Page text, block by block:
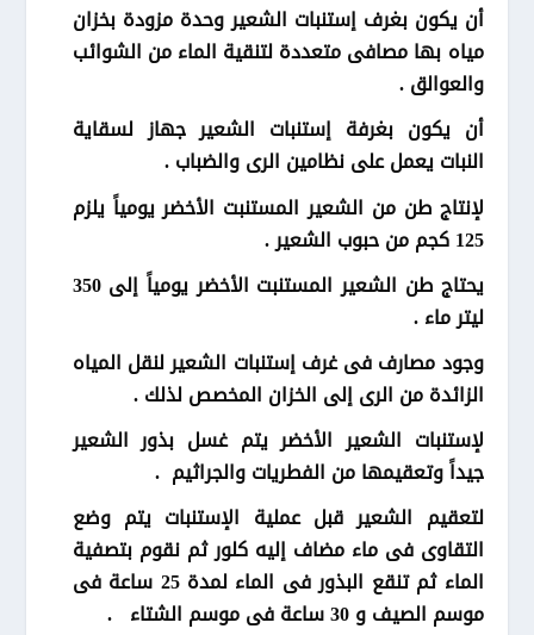
أن يكون بغرف إستنبات الشعير وحدة مزودة بخزان
مياه بها مصافى متعددة لتنقية الماء من الشوائب
والعوالق .
أن يكون بغرفة إستنبات الشعير جهاز لسقاية
النبات يعمل على نظامين الرى والضباب .
لإنتاج طن من الشعير المستنبت الأخضر يومياً يلزم
125 كجم من حبوب الشعير .
يحتاج طن الشعير المستنبت الأخضر يومياً إلى 350
ليتر ماء .
وجود مصارف فى غرف إستنبات الشعير لنقل المياه
الزائدة من الرى إلى الخزان المخصص لذلك .
لإستنبات الشعير الأخضر يتم غسل بذور الشعير
جيداً وتعقيمها من الفطريات والجراثيم .
لتعقيم الشعير قبل عملية الإستنبات يتم وضع
التقاوى فى ماء مضاف إليه كلور ثم نقوم بتصفية
الماء ثم تنقع البذور فى الماء لمدة 25 ساعة فى
موسم الصيف و 30 ساعة فى موسم الشتاء .